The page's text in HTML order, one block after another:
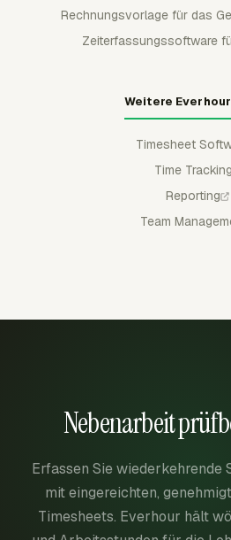
Rechnungsvorlage für das
Zeiterfassungssoftware
Weitere
Timesheet
Time Tracking
Reporting
Team
Nebenarbeit
Erfassen Sie wiederkehrende
mit eingereichten,
Timesheets. Everhour hält